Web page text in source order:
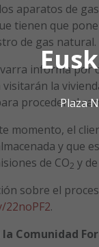
Plaza
aparatos de
tienen que
de gas natural.
informa por
visitarán la
proceder al
momento, el
y que
de CO2 y
sobre el
.
Comunidad